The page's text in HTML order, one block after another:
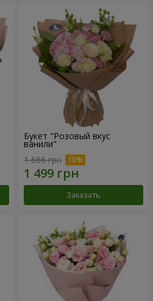
Букет "Розовый вкус
ванили"
1 666 грн
Заказать